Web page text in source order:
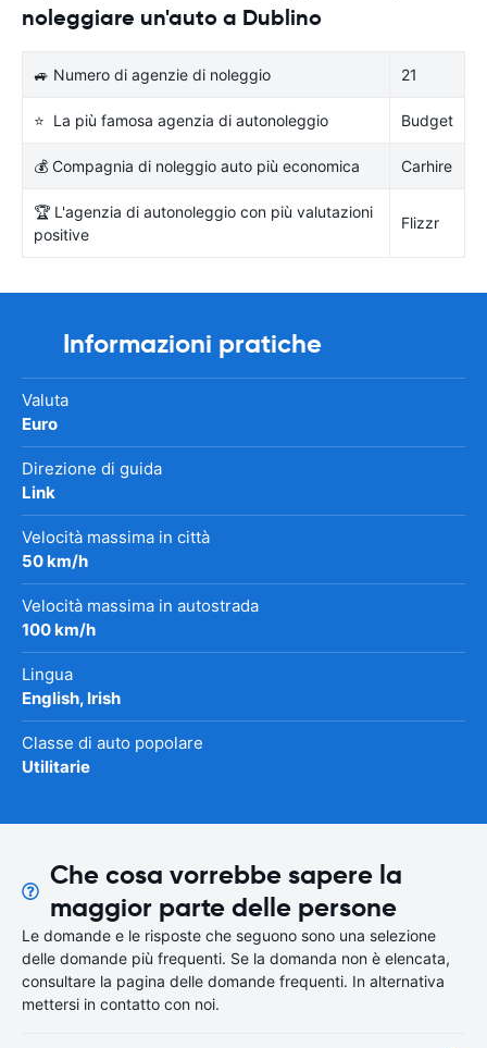
noleggiare un'auto a Dublino
🚙 Numero di agenzie di noleggio 21
⭐ La più famosa agenzia di autonoleggio Budget
💰 Compagnia di noleggio auto più economica Carhire
🏆 L'agenzia di autonoleggio con più valutazioni
positive
Flizzr
Informazioni pratiche
Valuta
Euro
Direzione di guida
Link
Velocità massima in città
50 km/h
Velocità massima in autostrada
100 km/h
Lingua
English, Irish
Classe di auto popolare
Utilitarie
Che cosa vorrebbe sapere la
maggior parte delle persone
Le domande e le risposte che seguono sono una selezione
delle domande più frequenti. Se la domanda non è elencata,
consultare la pagina delle domande frequenti. In alternativa
mettersi in contatto con noi.